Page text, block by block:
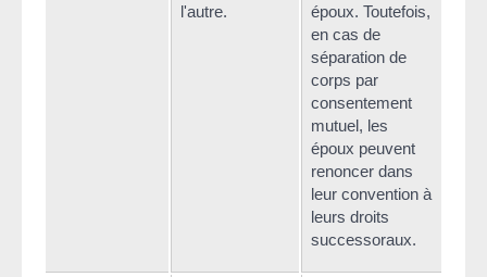
l'autre.
époux. Toutefois,
en cas de
séparation de
corps par
consentement
mutuel, les
époux peuvent
renoncer dans
leur convention à
leurs droits
successoraux.